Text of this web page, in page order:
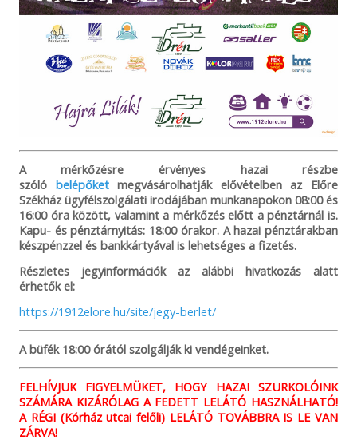
A mérkőzésre érvényes hazai részbe
szóló belépőketmegvásárolhatják elővételben az Előre
Székház ügyfélszolgálati irodájában munkanapokon 08:00 és
16:00 óra között, valamint a mérkőzés előtt a pénztárnál is.
Kapu- és pénztárnyitás: 18:00 órakor. A hazai pénztárakban
készpénzzel és bankkártyával is lehetséges a fizetés.
Részletes jegyinformációk az alábbi hivatkozás alatt
érhetők el:
https://1912elore.hu/site/jegy-berlet/
A büfék 18:00 órától szolgálják ki vendégeinket.
FELHÍVJUK FIGYELMÜKET, HOGY HAZAI SZURKOLÓINK
SZÁMÁRA KIZÁRÓLAG A FEDETT LELÁTÓ HASZNÁLHATÓ!
A RÉGI (Kórház utcai felőli) LELÁTÓ TOVÁBBRA IS LE VAN
ZÁRVA!